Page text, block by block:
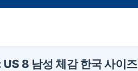
8 남성 체감 한국 사이즈